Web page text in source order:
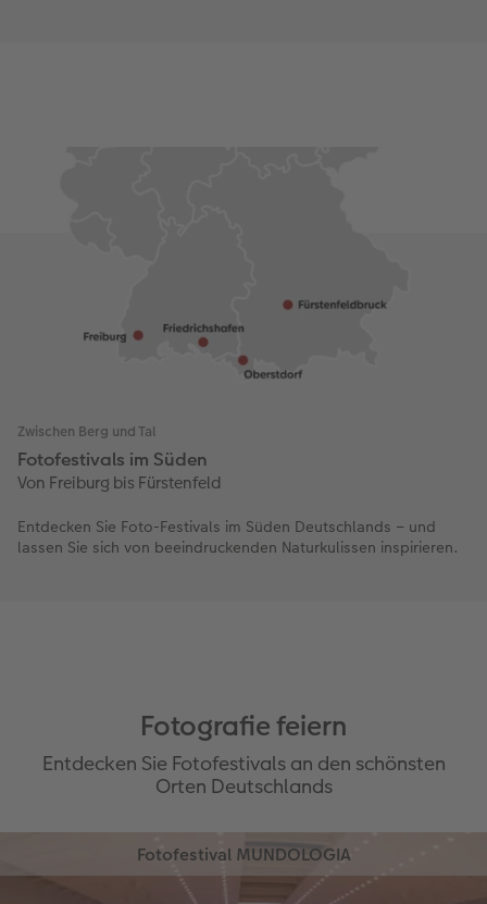
Zwischen Berg und Tal
Fotofestivals im Süden
Von Freiburg bis Fürstenfeld
Entdecken Sie Foto-Festivals im Süden Deutschlands – und
lassen Sie sich von beeindruckenden Naturkulissen inspirieren.
Fotografie feiern
Entdecken Sie Fotofestivals an den schönsten
Orten Deutschlands